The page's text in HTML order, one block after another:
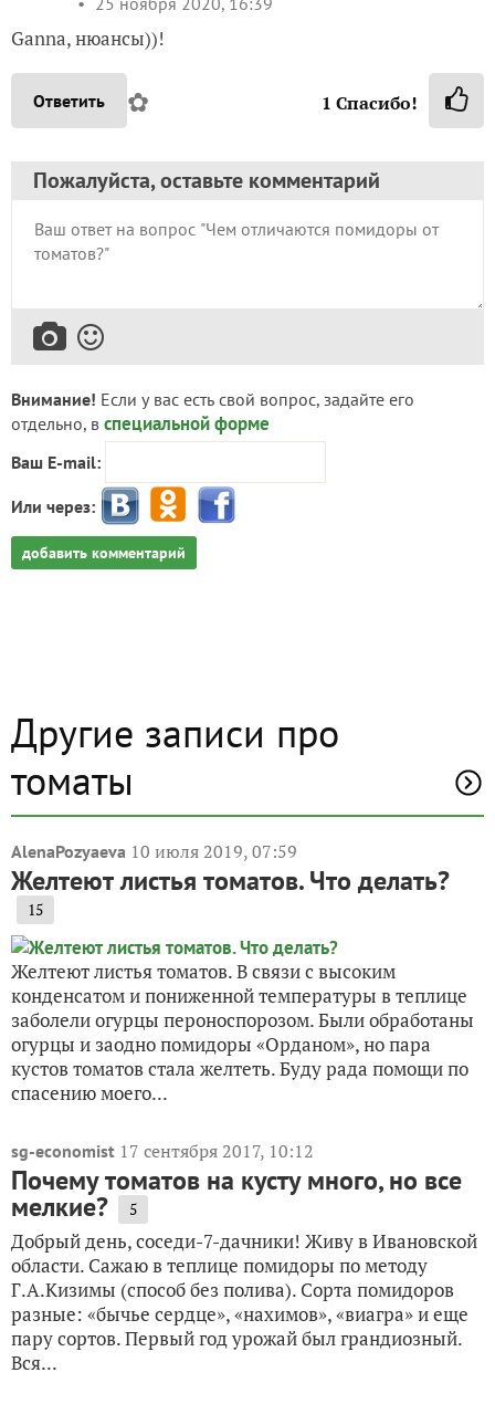
Ganna, нюансы))!
Ответить ✿ 1 Спасибо!
Пожалуйста, оставьте комментарий
Внимание! Если у вас есть свой вопрос, задайте его
отдельно, в специальной форме
Ваш E-mail:
Или через:
добавить комментарий
Другие записи про
томаты
AlenaPozyaeva 10 июля 2019, 07:59
Желтеют листья томатов. Что делать?
15
Желтеют листья томатов. В связи с высоким
конденсатом и пониженной температуры в теплице
заболели огурцы пероноспорозом. Были обработаны
огурцы и заодно помидоры «Орданом», но пара
кустов томатов стала желтеть. Буду рада помощи по
спасению моего...
sg-economist 17 сентября 2017, 10:12
Почему томатов на кусту много, но все
мелкие? 5
Добрый день, соседи-7-дачники! Живу в Ивановской
области. Сажаю в теплице помидоры по методу
Г.А.Кизимы (способ без полива). Сорта помидоров
разные: «бычье сердце», «нахимов», «виагра» и еще
пару сортов. Первый год урожай был грандиозный.
Вся...